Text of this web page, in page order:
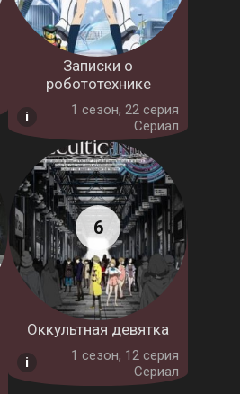
Записки о
робототехнике
1 cезон, 22 серия
Сериал
Оккультная девятка
1 cезон, 12 серия
Сериал